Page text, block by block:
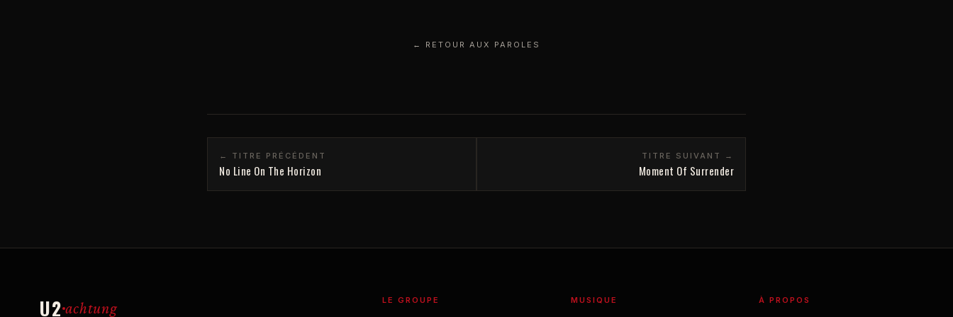
← RETOUR AUX PAROLES
← TITRE PRÉCÉDENT
No Line On The Horizon
TITRE SUIVANT →
Moment Of Surrender
U2 achtung LE GROUPE MUSIQUE À PROPOS